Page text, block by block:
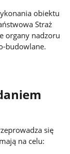
obiektu
Straż
organy nadzoru
budowlane.
się
na celu: